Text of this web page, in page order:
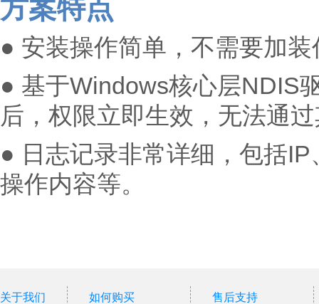
方案特点
● 安装操作简单，不需要加
● 基于Windows核心层NDIS
后，权限立即生效，无法通
● 日志记录非常详细，包括
操作内容等。
关于我们 如何购买 售后支持